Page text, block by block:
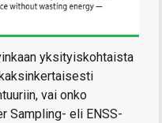
yksityiskohtaista
vai onko
Sampling- eli ENSS-